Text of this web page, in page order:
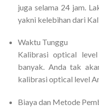
juga selama 24 jam.
yakni kelebihan dari
Waktu Tunggu
Kalibrasi optical
banyak. Anda tak
kalibrasi optical level
Biaya dan Metode